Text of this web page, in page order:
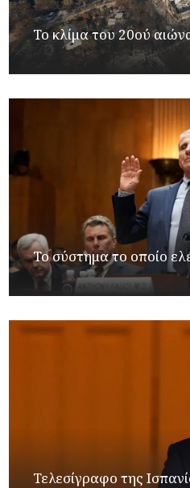
Το κλίμα του 20ού
Το σύστημα το οποίο
Τελεσίγραφο της